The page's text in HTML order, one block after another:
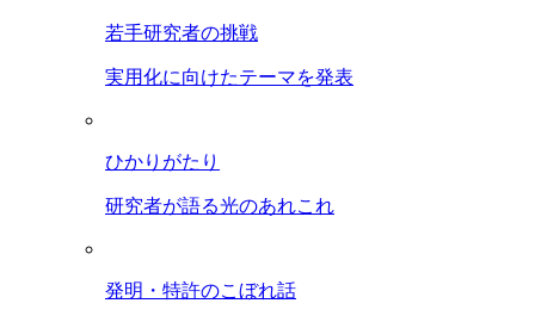
若手研究者の挑戦
実用化に向けたテーマを発表
ひかりがたり
研究者が語る光のあれこれ
発明・特許のこぼれ話